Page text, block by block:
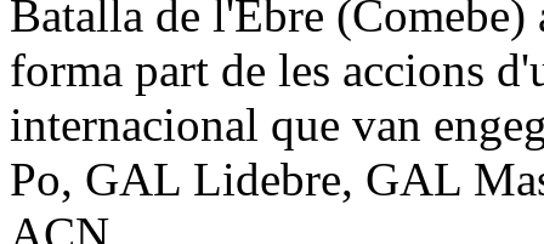
Batalla de l'Ebre
forma part de les accions
internacional que van
Po, GAL Lidebre, GAL